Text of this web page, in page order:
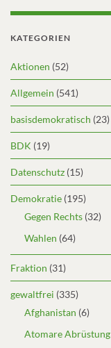
KATEGORIEN
Aktionen (52)
Allgemein (541)
basisdemokratisch (23)
BDK (19)
Datenschutz (15)
Demokratie (195)
Gegen Rechts (32)
Wahlen (64)
Fraktion (31)
gewaltfrei (335)
Afghanistan (6)
Atomare Abrüstung